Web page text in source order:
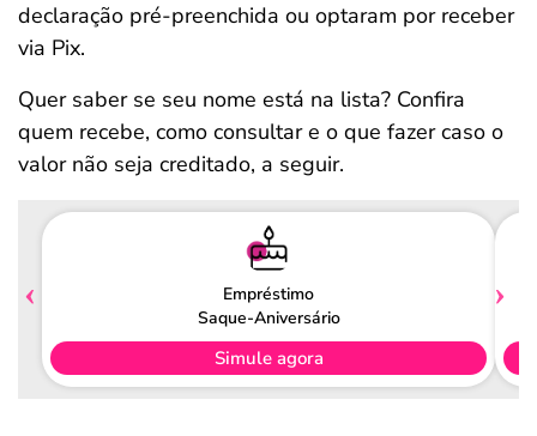
declaração pré-preenchida ou optaram por receber
via Pix.
Quer saber se seu nome está na lista? Confira
quem recebe, como consultar e o que fazer caso o
valor não seja creditado, a seguir.
Empréstimo
Saque-Aniversário
Simule agora